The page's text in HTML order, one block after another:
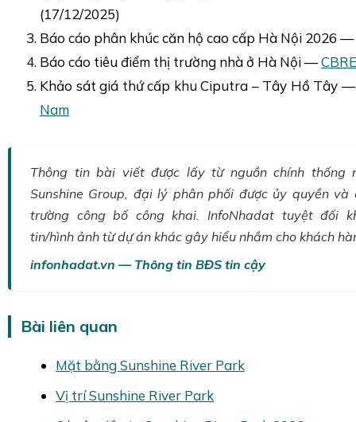
(17/12/2025)
Báo cáo phân khúc căn hộ cao cấp Hà Nội 2026 —
Báo cáo tiêu điểm thị trường nhà ở Hà Nội —
Khảo sát giá thứ cấp khu Ciputra – Tây Hồ Tây
Nam
Thông tin bài viết được lấy từ nguồn chính thống
Sunshine Group, đại lý phân phối được ủy quyền
trường công bố công khai. InfoNhadat tuyệt đối
tin/hình ảnh từ dự án khác gây hiểu nhầm cho khách
infonhadat.vn — Thông tin BĐS tin cậy
Bài liên quan
Mặt bằng Sunshine River Park
Vị trí Sunshine River Park